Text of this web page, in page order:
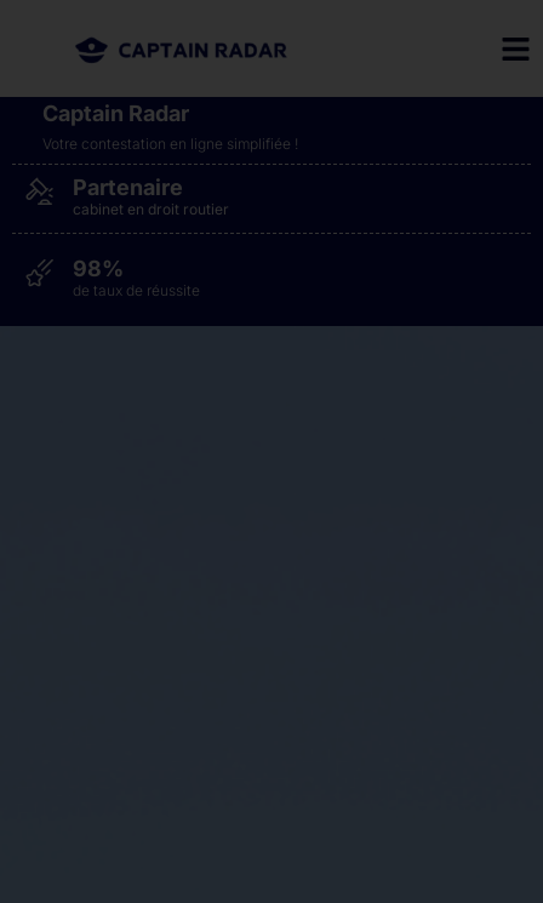
Captain Radar
Votre contestation en ligne simplifiée​ !
98%
de taux de réussite
Partenaire
cabinet en droit routier